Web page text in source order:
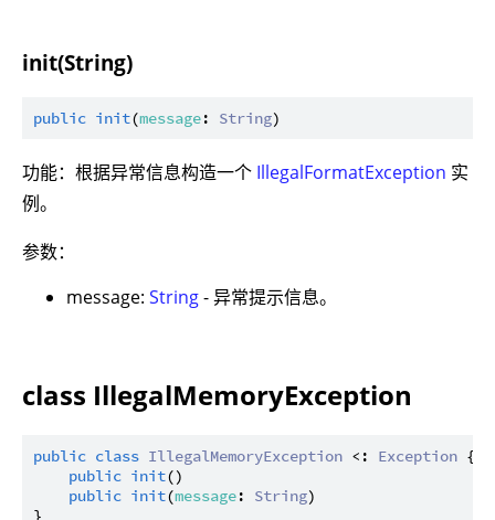
init(String)
public init(message: String
功能：根据异常信息构造一个 IllegalFormatException 实
例。
参数：
message: String- 异常提示信息。
class IllegalMemoryException
public class IllegalMemoryException <: Exception {
public init()
public init(message: String)